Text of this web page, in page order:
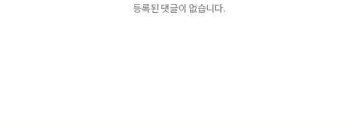
등록된 댓글이 없습니다.